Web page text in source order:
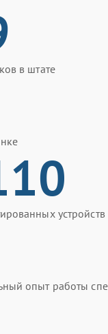
в штате
устройств
опыт работы